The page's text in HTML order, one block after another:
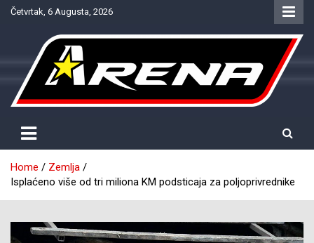
SkipČetvrtak, 6 Augusta, 2026
NTV Arena
Home
Zemlja
Isplaćeno više od tri miliona KM podsticaja za poljoprivrednike